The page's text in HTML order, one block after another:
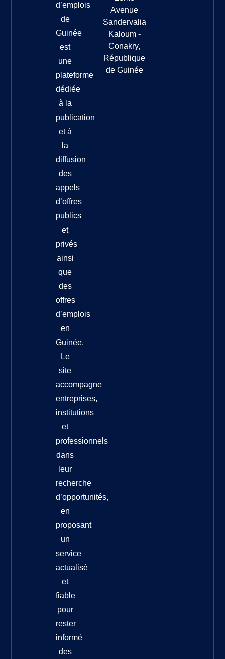
d’emplois
de
Guinée
est
une
plateforme
dédiée
à la
publication
et à
la
diffusion
des
appels
d’offres
publics
et
privés
ainsi
que
des
offres
d’emplois
en
Guinée.
Le
site
accompagne
entreprises,
institutions
et
professionnels
dans
leur
recherche
d’opportunités,
en
proposant
un
service
actualisé
et
fiable
pour
rester
informé
des
Avenue
Sandervalia
Kaloum -
Conakry,
République
de Guinée